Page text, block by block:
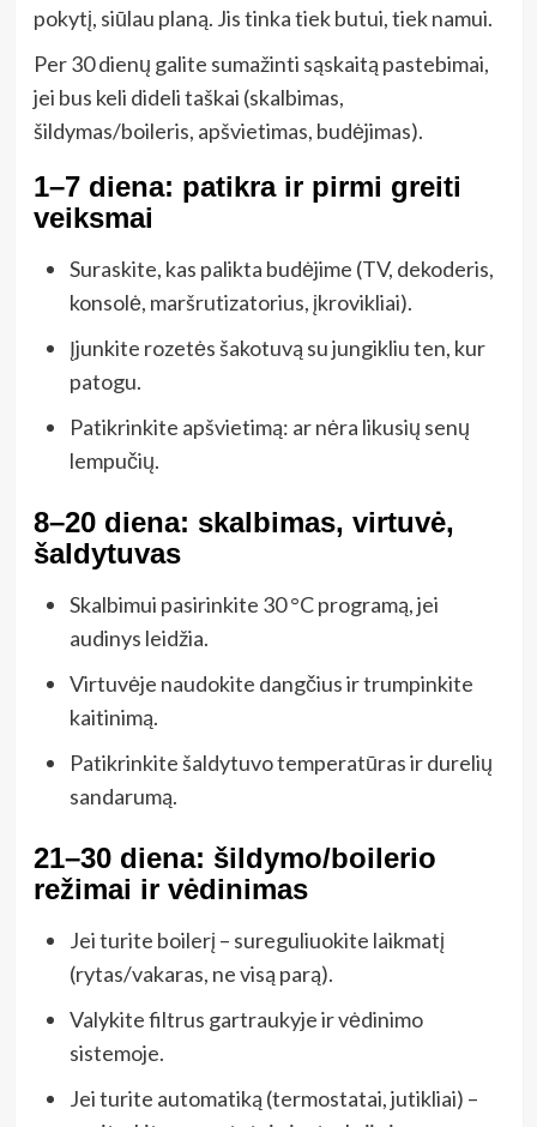
pokytį, siūlau planą. Jis tinka tiek butui, tiek namui.
Per 30 dienų galite sumažinti sąskaitą pastebimai,
jei bus keli dideli taškai (skalbimas,
šildymas/boileris, apšvietimas, budėjimas).
1–7 diena: patikra ir pirmi greiti
veiksmai
Suraskite, kas palikta budėjime (TV, dekoderis,
konsolė, maršrutizatorius, įkrovikliai).
Įjunkite rozetės šakotuvą su jungikliu ten, kur
patogu.
Patikrinkite apšvietimą: ar nėra likusių senų
lempučių.
8–20 diena: skalbimas, virtuvė,
šaldytuvas
Skalbimui pasirinkite 30 °C programą, jei
audinys leidžia.
Virtuvėje naudokite dangčius ir trumpinkite
kaitinimą.
Patikrinkite šaldytuvo temperatūras ir durelių
sandarumą.
21–30 diena: šildymo/boilerio
režimai ir vėdinimas
Jei turite boilerį – sureguliuokite laikmatį
(rytas/vakaras, ne visą parą).
Valykite filtrus gartraukyje ir vėdinimo
sistemoje.
Jei turite automatiką (termostatai, jutikliai) –